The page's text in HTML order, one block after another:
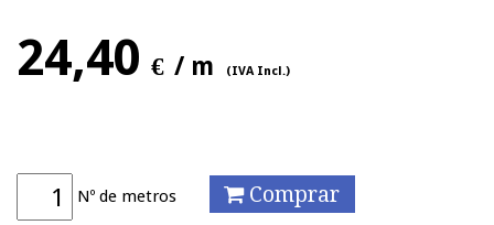
24,40 € / m (IVA Incl.)
Nº de metros Comprar